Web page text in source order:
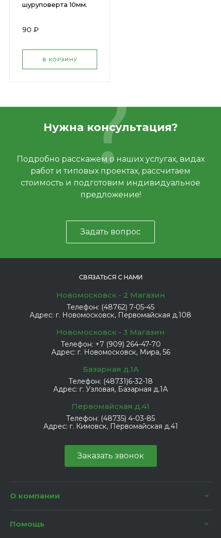
шуруповерта 10мм.
90 ₽
В КОРЗИНУ
Нужна консультация?
Подробно расскажем о наших услугах, видах
работ и типовых проектах, рассчитаем
стоимость и подготовим индивидуальное
предложение!
Задать вопрос
СВЯЗАТЬСЯ С НАМИ
Новомосковск - 2 Магазин
Телефон: (48762) 7-05-45
Адрес: г. Новомосковск, Первомайская д.108
Новомосковск - 3 Магазин
Телефон: +7 (909) 264-47-70
Адрес: г. Новомосковск, Мира, 56
Базарная д.1А
Телефон: (48731)6-32-18
Адрес: г. Узловая, Базарная д.1А
Первомайская д.41
Телефон: (48735) 4-03-85
Адрес: г. Кимовск, Первомайская д.41
Заказать звонок
О компании
Помощь